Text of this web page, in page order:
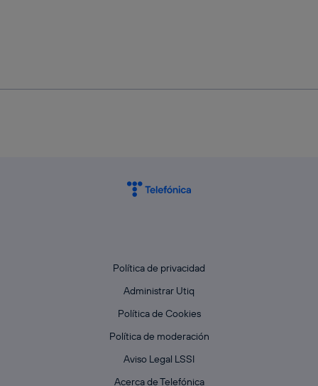
Política de privacidad
Administrar Utiq
Política de Cookies
Política de moderación
Aviso Legal LSSI
Acerca de Telefónica